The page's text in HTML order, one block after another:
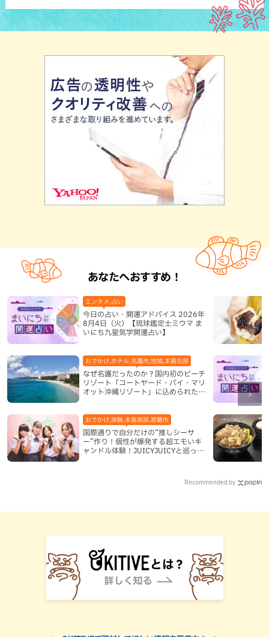
あなたへおすすめ！
今日の占い・開運アドバイス 2026年
8月4日（火）【琉球鑑定士ミウマ ま
いにち九星気学開運占い】
エンタメ,占い
なぜ名護だったのか？国内初のビーチ
リゾート「コートヤード・バイ・マリ
オット沖縄リゾート」に込められた想
おでかけ,ホテル,名護市,地域,本島北部
国際通りで自分だけの“推しシーサ
ー”作り！個性が爆発する超エモいキ
ャンドル体験！JUICYJUICYと巡って
おでかけ,体験,本島南部,那覇市
Recommended by